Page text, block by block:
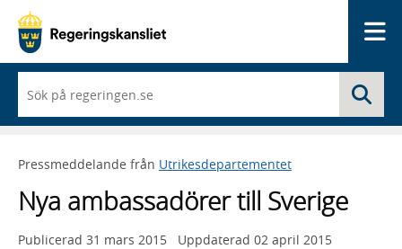
du
börjar
skriva
framträder
lista
med
sökförslag
Pressmeddelande från Utrikesdepartementet
Nya ambassadörer till Sverige
Publicerad 31 mars 2015 Uppdaterad 02 april 2015